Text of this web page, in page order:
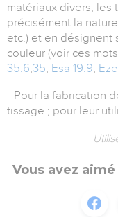
matériaux divers, les
précisément la
etc.) et en désignent
couleur (voir ces
35:6,35, Esa 19:9,
--Pour la fabrication
tissage ; pour leur
Vous avez